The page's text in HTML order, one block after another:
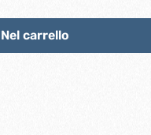
Nel carrello